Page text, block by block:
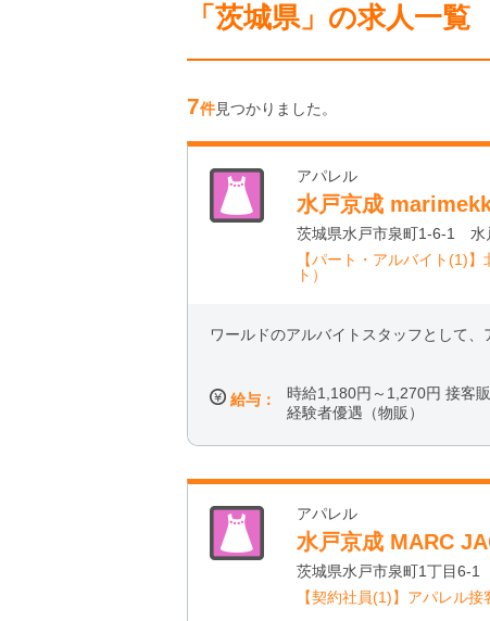
「茨城県」の求人一覧
7件見つかりました。
アパレル
水戸京成
茨城県水戸市泉町1-6-1 水
【パート・アルバイト(1)
ト）
ワールドのアルバイトスタッフとして
給与：
時給1,180円～1,270円 接客
経験者優遇（物販）
アパレル
水戸京成 MARC
茨城県水戸市泉町1丁目6-
【契約社員(1)】アパレル